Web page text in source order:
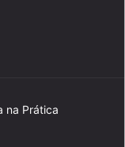
na Prática